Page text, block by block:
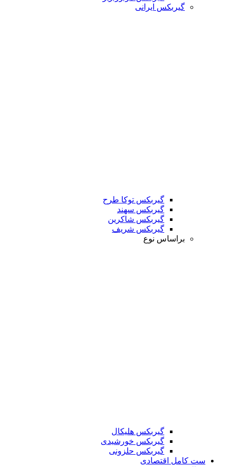
گیربکس ایرانی
گیربکس توکا طرح
گیربکس سهند
گیربکس شاکرین
گیربکس شریف
براساس نوع
گیربکس هلیکال
گیربکس خورشیدی
گیربکس حلزونی
ست کامل اقتصادی